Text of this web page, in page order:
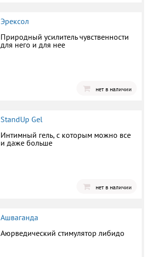
Эрексол
Природный усилитель чувственности
для него и для нее
нет в наличии
StandUp Gel
Интимный гель, с которым можно все
и даже больше
нет в наличии
Ашваганда
Аюрведический стимулятор либидо